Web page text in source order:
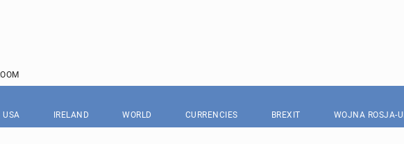
USA IRELAND WORLD CURRENCIES BREXIT WOJNA ROSJA-